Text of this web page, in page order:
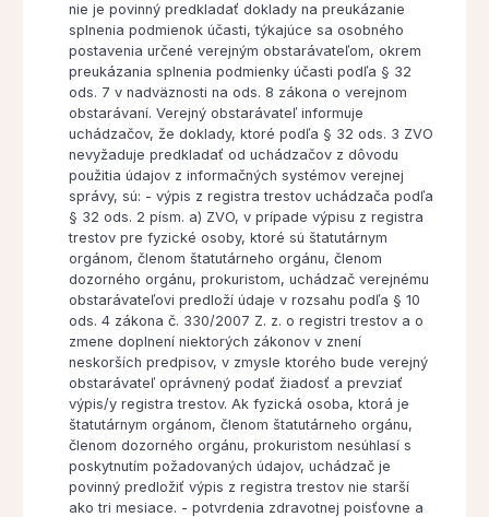
nie je povinný predkladať doklady na preukázanie
splnenia podmienok účasti, týkajúce sa osobného
postavenia určené verejným obstarávateľom, okrem
preukázania splnenia podmienky účasti podľa § 32
ods. 7 v nadväznosti na ods. 8 zákona o verejnom
obstarávaní. Verejný obstarávateľ informuje
uchádzačov, že doklady, ktoré podľa § 32 ods. 3 ZVO
nevyžaduje predkladať od uchádzačov z dôvodu
použitia údajov z informačných systémov verejnej
správy, sú: - výpis z registra trestov uchádzača podľa
§ 32 ods. 2 písm. a) ZVO, v prípade výpisu z registra
trestov pre fyzické osoby, ktoré sú štatutárnym
orgánom, členom štatutárneho orgánu, členom
dozorného orgánu, prokuristom, uchádzač verejnému
obstarávateľovi predloží údaje v rozsahu podľa § 10
ods. 4 zákona č. 330/2007 Z. z. o registri trestov a o
zmene doplnení niektorých zákonov v znení
neskorších predpisov, v zmysle ktorého bude verejný
obstarávateľ oprávnený podať žiadosť a prevziať
výpis/y registra trestov. Ak fyzická osoba, ktorá je
štatutárnym orgánom, členom štatutárneho orgánu,
členom dozorného orgánu, prokuristom nesúhlasí s
poskytnutím požadovaných údajov, uchádzač je
povinný predložiť výpis z registra trestov nie starší
ako tri mesiace. - potvrdenia zdravotnej poisťovne a